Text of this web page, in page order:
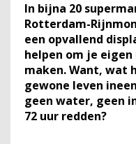
In bijna 20
Rotterdam-
een opvallend
helpen om je
maken. Want, wat
gewone leven
geen water, geen
72 uur redden?